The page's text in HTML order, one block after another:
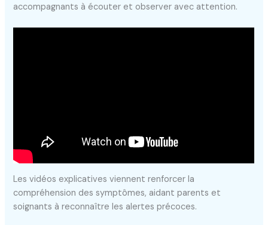
accompagnants à écouter et observer avec attention.
Les vidéos explicatives viennent renforcer la
compréhension des symptômes, aidant parents et
soignants à reconnaître les alertes précoces.